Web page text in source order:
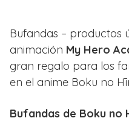
Bufandas – productos
animación My Hero
gran regalo para los
en el anime Boku no
Bufandas de Boku no